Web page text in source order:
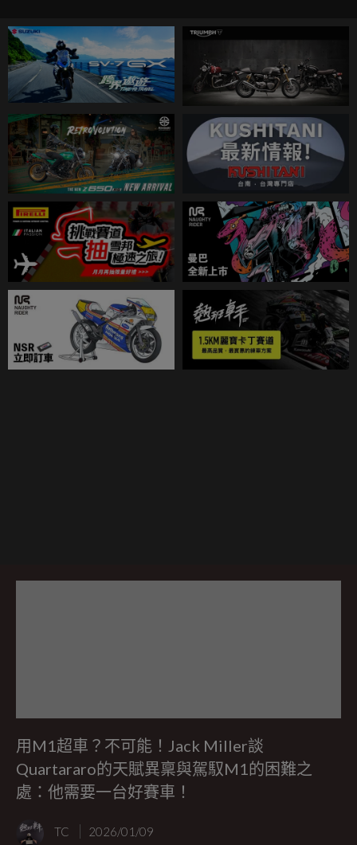
用M1超車？不可能！Jack Miller談
Quartararo的天賦異稟與駕馭M1的困難之
處：他需要一台好賽車！
TC 2026/01/09